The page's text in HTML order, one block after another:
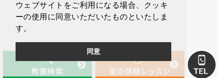
ウェブサイトをご利用になる場合、クッキ
ーの使用に同意いただいたものといたしま
す。
同意
教室検索
夏の体験レッスン